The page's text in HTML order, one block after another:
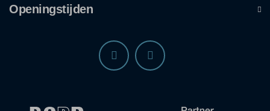
Openingstijden